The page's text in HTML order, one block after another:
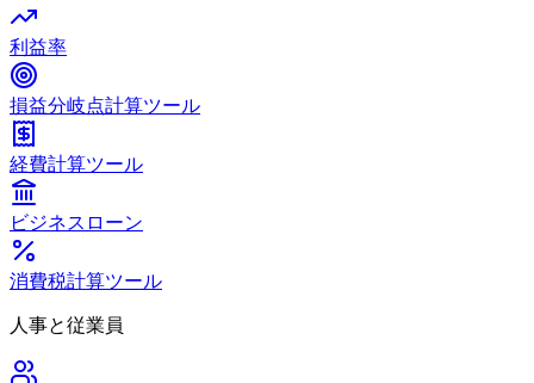
利益率
損益分岐点計算ツール
経費計算ツール
ビジネスローン
消費税計算ツール
人事と従業員